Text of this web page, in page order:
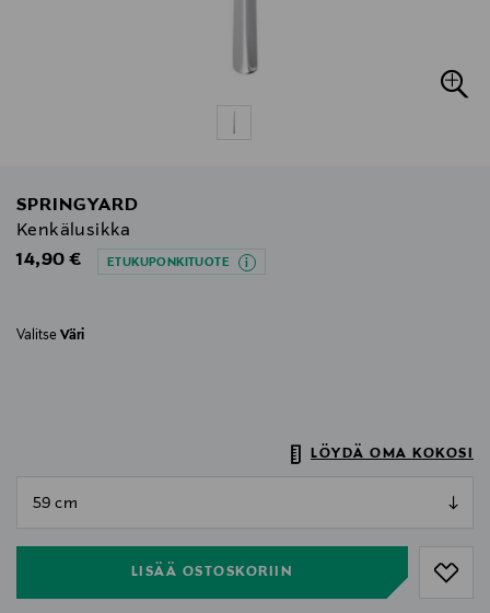
SPRINGYARD
Kenkälusikka
Original Price
14,90 € ETUKUPONKITUOTE
Valitse Väri
LÖYDÄ OMA KOKOSI
LISÄÄ OSTOSKORIIN